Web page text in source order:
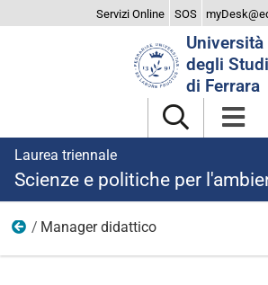
Servizi Online SOS
Università
degli Studi
di Ferrara
Laurea triennale
Scienze e politiche per
Organizzazione
Manager didattico